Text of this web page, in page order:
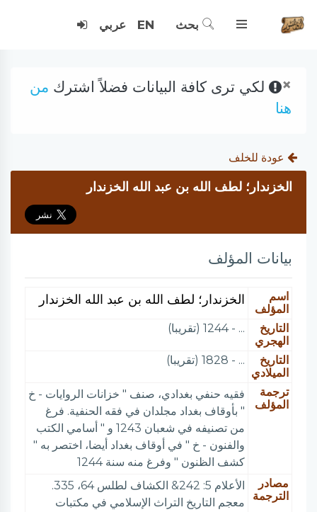
بحث EN عربي
× لكي ترى كافة البيانات فضلاً اشترك من
هنا
عودة للخلف
الخزندار؛ لطف الله بن عبد الله الخزندار
بيانات المؤلف
اسم
المؤلف
الخزندار؛ لطف الله بن عبد الله الخزندار
التاريخ
الهجري
... - 1244 (تقريبا)
التاريخ
الميلادي
... - 1828 (تقريبا)
ترجمة
المؤلف
فقيه حنفي بغدادي، صنف " خزانات الروايات - خ
" بأوقاف بغداد مجلدان في فقه الحنفية. فرغ
من تصنيفه في شعبان 1243 و " أسامي الكتب
والفنون - خ " في أوقاف بغداد أيضا، اختصر به "
كشف الظنون " وفرغ منه سنة 1244
مصادر
الترجمة
الأعلام 5: 242& الكشاف لطلس 64، 335.
معجم التاريخ التراث الإسلامي في مكتبات